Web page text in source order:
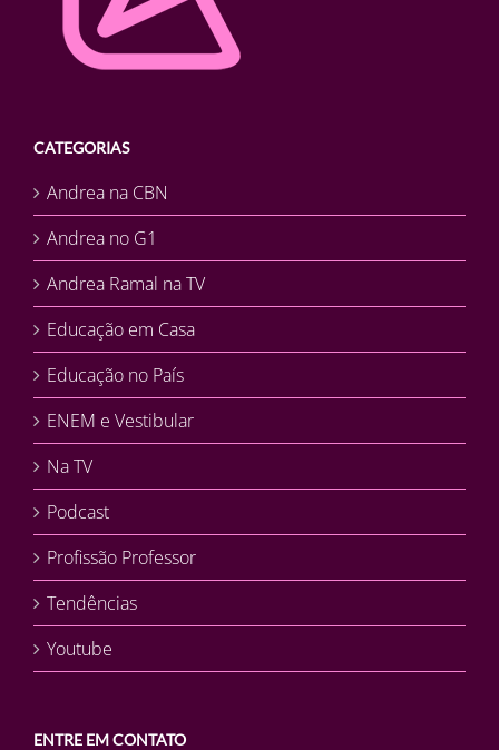
CATEGORIAS
Andrea na CBN
Andrea no G1
Andrea Ramal na TV
Educação em Casa
Educação no País
ENEM e Vestibular
Na TV
Podcast
Profissão Professor
Tendências
Youtube
ENTRE EM CONTATO